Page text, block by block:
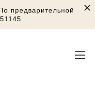
предварительной